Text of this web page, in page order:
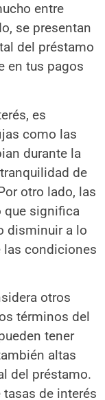
entre
se presentan
del préstamo
en tus pagos
es
como las
durante la
de
otro lado, las
que significa
disminuir a lo
las condiciones
otros
términos del
tener
altas
del préstamo.
de interés